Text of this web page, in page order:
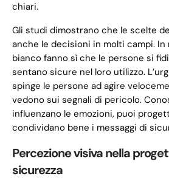
chiari.
Gli studi dimostrano che le scelte
anche le decisioni in molti campi. In
bianco fanno sì che le persone si
sentano sicure nel loro utilizzo.
spinge le persone ad agire
vedono sui segnali di pericolo.
influenzano le emozioni, puoi
condividano bene i messaggi di
Percezione visiva nella
sicurezza